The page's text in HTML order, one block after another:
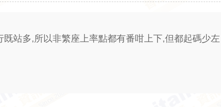
站多,所以非繁座上率點都有番咁上下,但都起碼少左